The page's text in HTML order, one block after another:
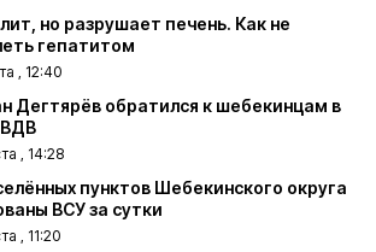
но разрушает печень. Как не
гепатитом
, 12:40
Дегтярёв обратился к шебекинцам в
, 14:28
пунктов Шебекинского округа
ВСУ за сутки
, 11:20